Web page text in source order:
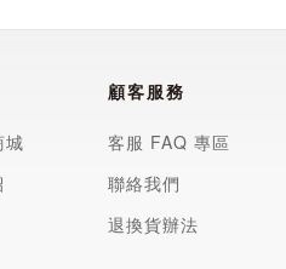
城
顧客服務
客服 FAQ 專區
聯絡我們
退換貨辦法